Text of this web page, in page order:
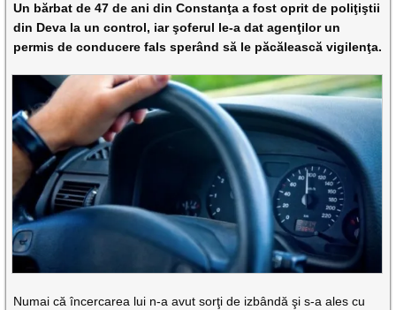
Un bărbat de 47 de ani din Constanţa a fost oprit de poliţiştii
din Deva la un control, iar şoferul le-a dat agenţilor un
permis de conducere fals sperând să le păcălească vigilenţa.
Numai că încercarea lui n-a avut sorţi de izbândă şi s-a ales cu